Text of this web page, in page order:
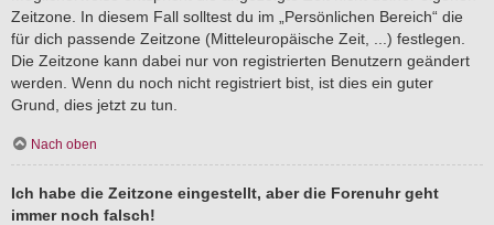
Zeitzone. In diesem Fall solltest du im „Persönlichen Bereich“ die
für dich passende Zeitzone (Mitteleuropäische Zeit, ...) festlegen.
Die Zeitzone kann dabei nur von registrierten Benutzern geändert
werden. Wenn du noch nicht registriert bist, ist dies ein guter
Grund, dies jetzt zu tun.
Nach oben
Ich habe die Zeitzone eingestellt, aber die Forenuhr geht
immer noch falsch!